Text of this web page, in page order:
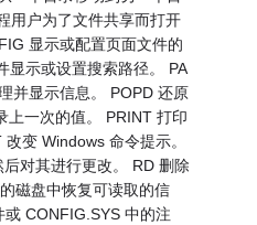
用户为了文件共享而打开
显示或配置页面文件的
显示或设置搜索路径。 PA
并显示信息。 POPD 还原
上一次的值。 PRINT 打印
变 Windows 命令提示。
对其进行更改。 RD 删除
磁盘中恢复可读取的信
CONFIG.SYS 中的注